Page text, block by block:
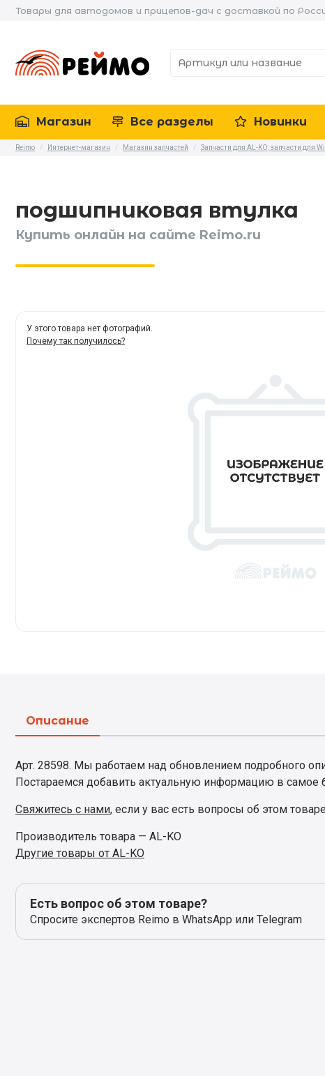
Товары для автодомов и прицепов-дач с доставкой по
Магазин Все разделы Новинки
Reimo / Интернет-магазин / Магазин запчастей / Запчасти для AL-KO, запчасти для
подшипниковая втулка
Купить онлайн на сайте Reimo.ru
У этого товара нет фотографий.
Почему так получилось?
Описание
Арт. 28598. Мы работаем над обновлением подробного
Постараемся добавить актуальную информацию в
Свяжитесь с нами, если у вас есть вопросы об этом
Производитель товара — AL-KO
Другие товары от AL-KO
Есть вопрос об этом товаре?
Спросите экспертов Reimo в WhatsApp или Telegram